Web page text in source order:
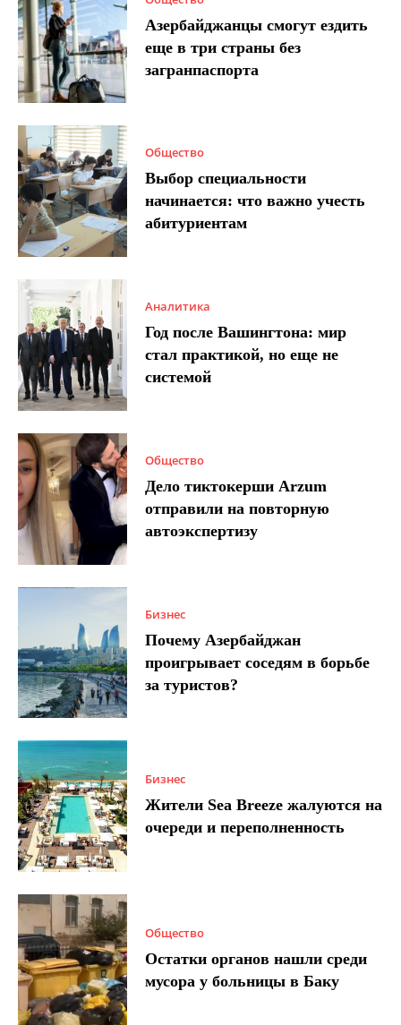
Азербайджанцы смогут ездить
еще в три страны без
загранпаспорта
Общество
Выбор специальности
начинается: что важно учесть
абитуриентам
Аналитика
Год после Вашингтона: мир
стал практикой, но еще не
системой
Общество
Дело тиктокерши Arzum
отправили на повторную
автоэкспертизу
Бизнес
Почему Азербайджан
проигрывает соседям в борьбе
за туристов?
Бизнес
Жители Sea Breeze жалуются на
очереди и переполненность
Общество
Остатки органов нашли среди
мусора у больницы в Баку